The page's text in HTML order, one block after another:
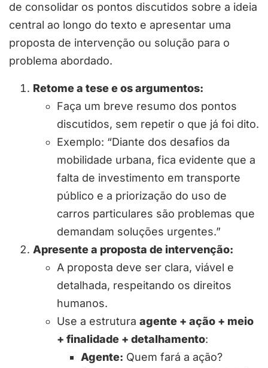
de consolidar os pontos discutidos sobre a ideia
central ao longo do texto e apresentar uma
proposta de intervenção ou solução para o
problema abordado.
Retome a tese e os argumentos:
Faça um breve resumo dos pontos
discutidos, sem repetir o que já foi dito.
Exemplo: “Diante dos desafios da
mobilidade urbana, fica evidente que a
falta de investimento em transporte
público e a priorização do uso de
carros particulares são problemas que
demandam soluções urgentes.”
Apresente a proposta de intervenção:
A proposta deve ser clara, viável e
detalhada, respeitando os direitos
humanos.
Use a estrutura agente + ação + meio
+ finalidade + detalhamento:
Agente: Quem fará a ação?